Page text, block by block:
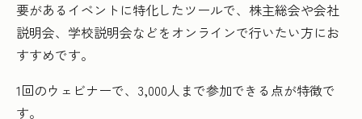
要があるイベントに特化したツールで、株主総会や会社
説明会、学校説明会などをオンラインで行いたい方にお
すすめです。
1回のウェビナーで、3,000人まで参加できる点が特徴で
す。